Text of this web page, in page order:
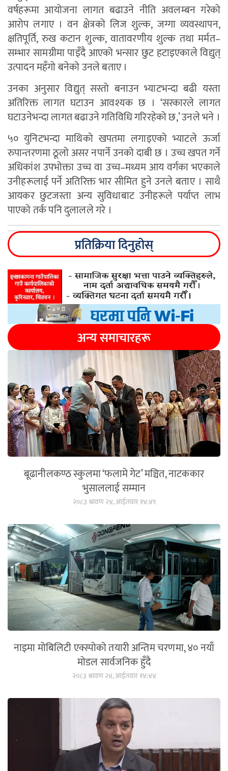
वर्षहरूमा आयोजना लागत बढाउने नीति अवलम्बन गरेको
आरोप लगाए । वन क्षेत्रको लिज शुल्क, जग्गा व्यवस्थापन,
क्षतिपूर्ति, रुख कटान शुल्क, वातावरणीय शुल्क तथा मर्मत–
सम्भार सामग्रीमा पाइँदै आएको भन्सार छुट हटाइएकाले विद्युत्
उत्पादन महँगो बनेको उनले बताए ।
उनका अनुसार विद्युत् सस्तो बनाउन भ्याटभन्दा बढी यस्ता
अतिरिक्त लागत घटाउन आवश्यक छ । ‘सरकारले लागत
घटाउनेभन्दा लागत बढाउने गतिविधि गरिरहेको छ,’ उनले भने ।
५० युनिटभन्दा माथिको खपतमा लगाइएको भ्याटले ऊर्जा
रुपान्तरणमा ठूलो असर नपार्ने उनको दाबी छ । उच्च खपत गर्ने
अधिकांश उपभोक्ता उच्च वा उच्च–मध्यम आय वर्गका भएकाले
उनीहरूलाई पर्ने अतिरिक्त भार सीमित हुने उनले बताए । साथै
आयकर छुटजस्ता अन्य सुविधाबाट उनीहरूले पर्याप्त लाभ
पाएको तर्क पनि दुलालले गरे ।
प्रतिक्रिया दिनुहोस्
अन्य समाचारहरू
बूढानीलकण्ठ स्कुलमा ‘फलामे गेट’ मञ्चित, नाटककार
भुसाललाई सम्मान
२०८३ श्रावण २४, आईतवार १४:४९
नाइमा मोबिलिटी एक्स्पोको तयारी अन्तिम चरणमा, ४० नयाँ
मोडल सार्वजनिक हुँदै
२०८३ श्रावण २४, आईतवार १४:४४